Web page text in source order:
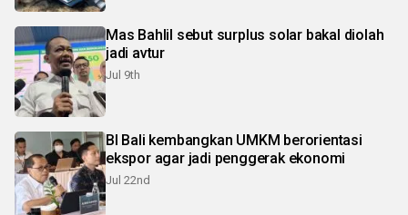
Mas Bahlil sebut surplus solar bakal diolah
jadi avtur
Jul 9th
BI Bali kembangkan UMKM berorientasi
ekspor agar jadi penggerak ekonomi
Jul 22nd